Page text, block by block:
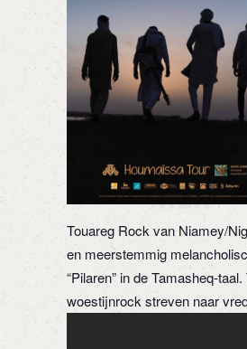
Touareg Rock van Niamey/
en meerstemmig
“Pilaren” in de Tamasheq-
woestijnrock streven naar